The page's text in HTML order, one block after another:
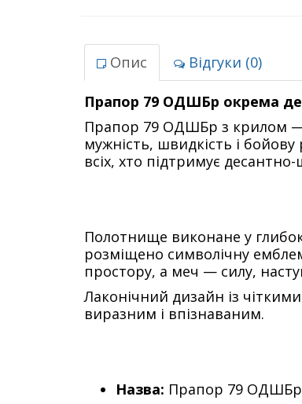
Опис Відгуки (0)
Прапор 79 ОДШБр окрема
Прапор 79 ОДШБр з крилом —
мужність, швидкість і
всіх, хто підтримує
Полотнище виконане у
розміщено символічну
простору, а меч — силу,
Лаконічний дизайн із
виразним і впізнаваним.
Назва: Прапор 79 ОДШБр